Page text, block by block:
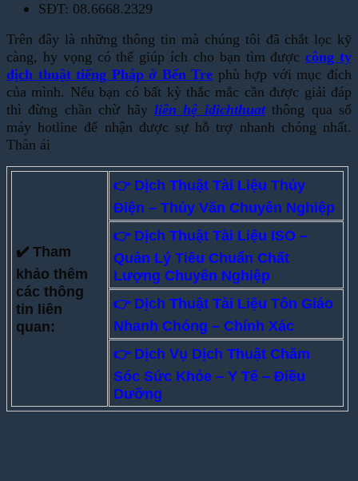
SĐT: 08.6668.2329
Trên đây là những thông tin mà chúng tôi đã chắt lọc kỹ
càng, hy vọng có thể giúp ích cho bạn tìm đượccông ty
dịch thuật tiếng Pháp ở Bến Tre phù hợp với mục đích
của mình. Nếu bạn có bất kỳ thắc mắc cần được giải đáp
thì đừng chần chừ hãy liên hệ idichthuatthông qua số
máy hotline để nhận được sự hỗ trợ nhanh chóng nhất.
Thân ái
✔️ Tham
khảo thêm
các thông
tin liên
quan:
👉 Dịch Thuật Tài Liệu Thủy
Điện – Thủy Văn Chuyên Nghiệp
👉 Dịch Thuật Tài Liệu ISO –
Quản Lý Tiêu Chuẩn Chất
Lượng Chuyên Nghiệp
👉 Dịch Thuật Tài Liệu Tôn Giáo
Nhanh Chóng – Chính Xác
👉 Dịch Vụ Dịch Thuật Chăm
Sóc Sức Khỏe – Y Tế – Điều
Dưỡng